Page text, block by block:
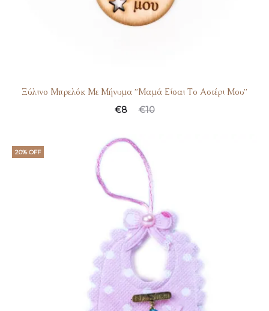
Ξύλινο Μπρελόκ Με Μήνυμα ”Μαμά Είσαι Το Αστέρι Μου”
€10
€8
20% OFF